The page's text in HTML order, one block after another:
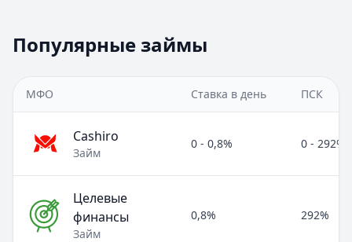
Популярные займы
МФО Ставка в день ПСК
Cashiro
Займ
0 - 0,8% 0 - 292%
Целевые
финансы
Займ
0,8% 292%